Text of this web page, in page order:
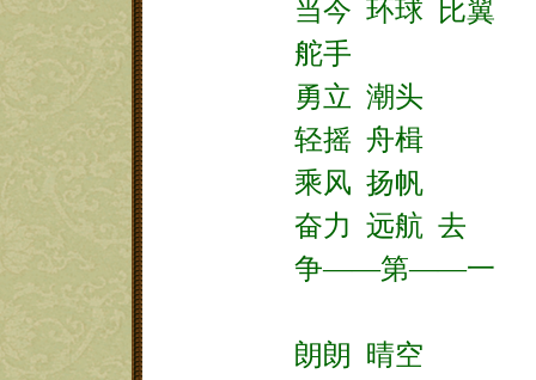
当今 环球
比翼
舵手
勇立 潮头
轻摇 舟楫
乘风 扬帆
奋力 远航 去
争——第——一
朗朗 晴空